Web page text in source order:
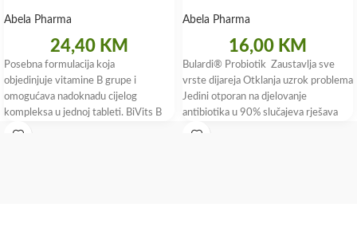
Abela Pharma
24,40 KM
Posebna formulacija koja
objedinjuje vitamine B grupe i
omogućava nadoknadu cijelog
kompleksa u jednoj tableti. BiVits B
complex sadrži aktivni oblik folne
Abela Pharma
16,00 KM
Bulardi® Probiotik Zaustavlja sve
vrste dijareja Otklanja uzrok problema
Jedini otporan na djelovanje
antibiotika u 90% slučajeva rješava
putnu dijareju Bulardi®